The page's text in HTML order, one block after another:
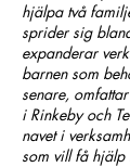
hjälpa två
sprider sig
expanderar
barnen som
senare,
i Rinkeby och
navet i
som vill få hjälp